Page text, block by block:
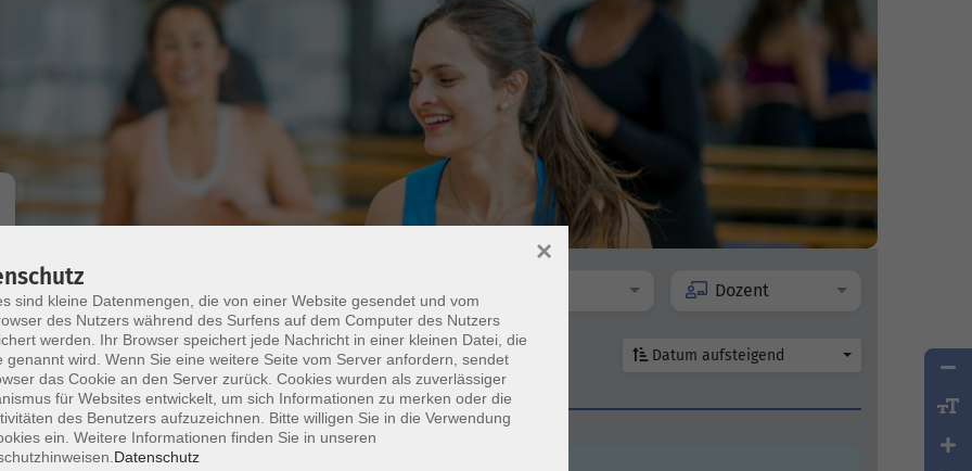
Wochentage Tageszeit Dozent
nur buchbare nur beginnende Datum aufsteigend
mehr laden
sind kleine Datenmengen, die von einer Website gesendet und vom
des Nutzers während des Surfens auf dem Computer des Nutzers
werden. Ihr Browser speichert jede Nachricht in einer kleinen Datei, die
genannt wird. Wenn Sie eine weitere Seite vom Server anfordern, sendet
das Cookie an den Server zurück. Cookies wurden als zuverlässiger
für Websites entwickelt, um sich Informationen zu merken oder die
des Benutzers aufzuzeichnen. Bitte willigen Sie in die Verwendung
ein. Weitere Informationen finden Sie in unseren
Datenschutz
×